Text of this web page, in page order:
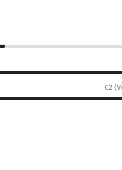
C2